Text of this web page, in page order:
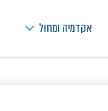
אקדמיה ומחול